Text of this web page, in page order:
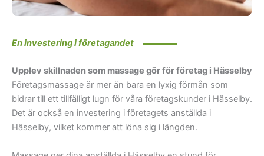
En investering i företagandet
Upplev skillnaden som massage gör för företag i Hässelby
Företagsmassage är mer än bara en lyxig förmån som
bidrar till ett tillfälligt lugn för våra företagskunder i Hässelby.
Det är också en investering i företagets anställda i
Hässelby, vilket kommer att löna sig i längden.